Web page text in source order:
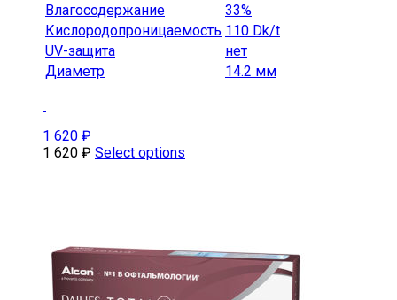
Влагосодержание
33%
Кислородопроницаемость 110 Dk/t
UV-защита
нет
Диаметр
14.2 мм
1 620 ₽
1 620 ₽ Select options